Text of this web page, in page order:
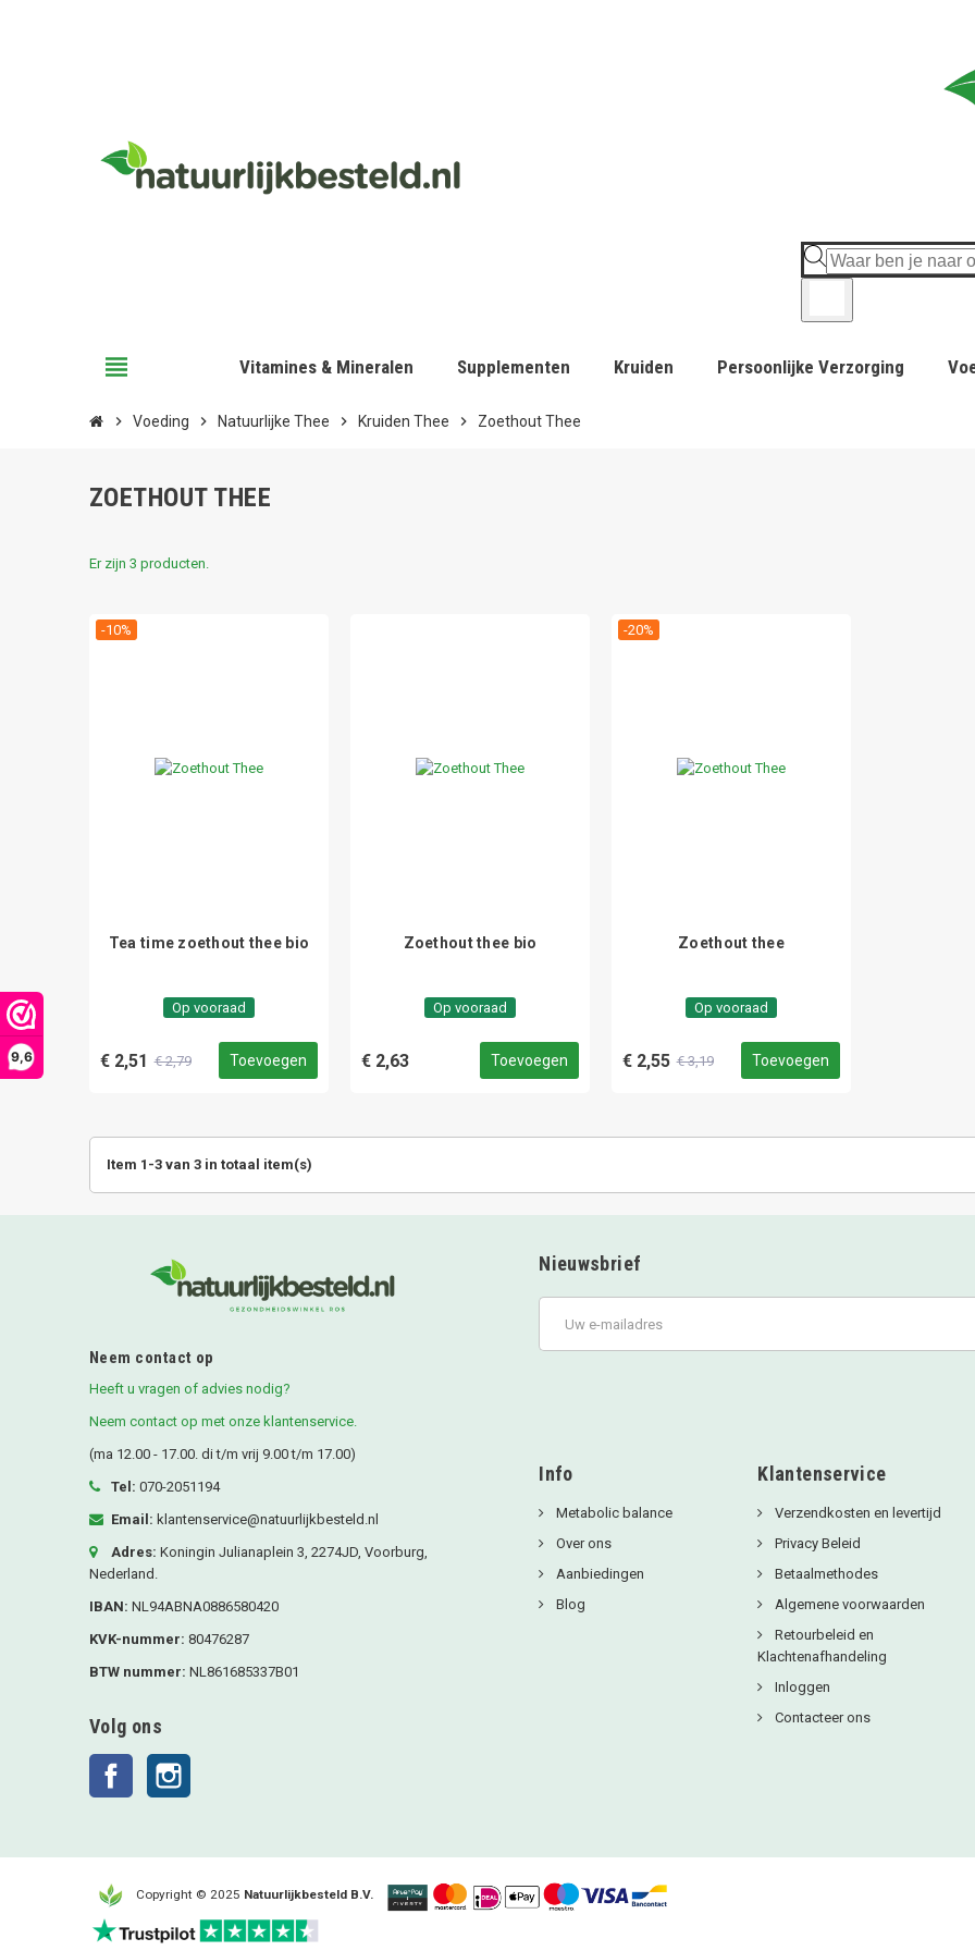
9,6
view_headline Vitamines & Mineralen Supplementen Kruiden Persoonlijke Verzorging
chevron_right Voeding chevron_right Natuurlijke Thee chevron_right Kruiden Thee chevron_right Zoethout Thee
ZOETHOUT THEE
Er zijn 3 producten.
-10%
Tea time zoethout thee bio
Op vooraad
€ 2,51 € 2,79 Toevoegen
Zoethout thee bio
Op vooraad
€ 2,63 Toevoegen
-20%
Zoethout thee
Op vooraad
€ 2,55 € 3,19 Toevoegen
Item 1-3 van 3 in totaal item(s)
Neem contact op
Heeft u vragen of advies nodig?
Neem contact op met onze klantenservice.
(ma 12.00 - 17.00. di t/m vrij 9.00 t/m 17.00)
Tel: 070-2051194
Email: klantenservice@natuurlijkbesteld.nl
Adres: Koningin Julianaplein 3, 2274JD, Voorburg,
Nederland.
IBAN: NL94ABNA0886580420
KVK-nummer: 80476287
BTW nummer: NL861685337B01
Volg ons
Facebook
Nieuwsbrief
Info
Metabolic balance
Over ons
Aanbiedingen
Blog
Klantenservice
Verzendkosten en levertijd
Privacy Beleid
Betaalmethodes
Algemene voorwaarden
Retourbeleid en
Klachtenafhandeling
Inloggen
Contacteer ons
Copyright © 2025 Natuurlijkbesteld B.V.